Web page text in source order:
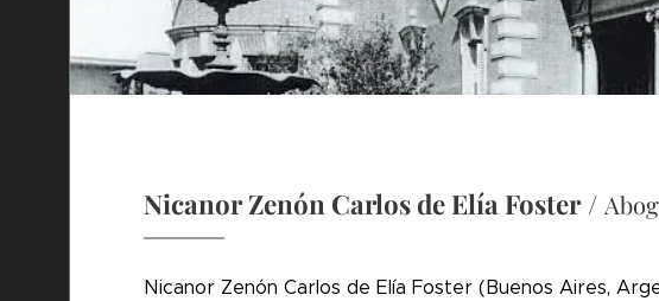
Nicanor Zenón Carlos de Elía Foster/
Nicanor Zenón Carlos de Elía Foster (Buenos Aires,